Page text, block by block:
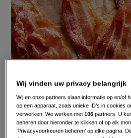
krokante
bacon
Wij vinden uw privacy belangrijk
Wij en onze partners slaan informatie op en/of
op een apparaat, zoals unieke ID’s in cookies
verwerken. We werken met106 partners. U
beheren door hieronder te klikken of op elk
‘Privacyvoorkeuren beheren’ op elke pagina.